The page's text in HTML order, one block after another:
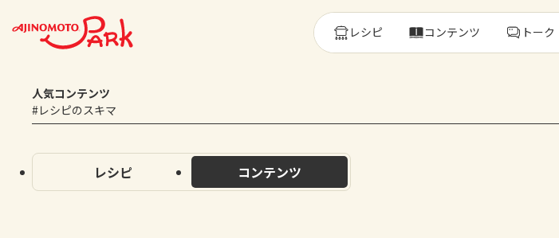
レシピ コンテンツ トーク
人気コンテンツ
#レシピのスキマ
レシピ コンテンツ